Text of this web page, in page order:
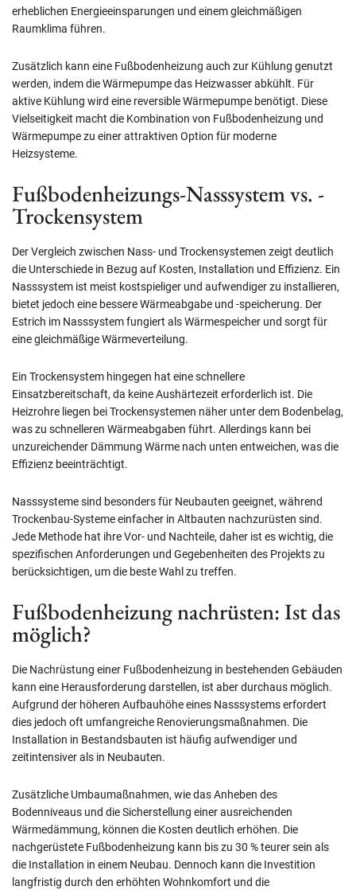
erheblichen Energieeinsparungen und einem gleichmäßigen
Raumklima führen.
Zusätzlich kann eine Fußbodenheizung auch zur Kühlung genutzt
werden, indem die Wärmepumpe das Heizwasser abkühlt. Für
aktive Kühlung wird eine reversible Wärmepumpe benötigt. Diese
Vielseitigkeit macht die Kombination von Fußbodenheizung und
Wärmepumpe zu einer attraktiven Option für moderne
Heizsysteme.
Fußbodenheizungs-Nasssystem vs. -
Trockensystem
Der Vergleich zwischen Nass- und Trockensystemen zeigt deutlich
die Unterschiede in Bezug auf Kosten, Installation und Effizienz. Ein
Nasssystem ist meist kostspieliger und aufwendiger zu installieren,
bietet jedoch eine bessere Wärmeabgabe und -speicherung. Der
Estrich im Nasssystem fungiert als Wärmespeicher und sorgt für
eine gleichmäßige Wärmeverteilung.
Ein Trockensystem hingegen hat eine schnellere
Einsatzbereitschaft, da keine Aushärtezeit erforderlich ist. Die
Heizrohre liegen bei Trockensystemen näher unter dem Bodenbelag,
was zu schnelleren Wärmeabgaben führt. Allerdings kann bei
unzureichender Dämmung Wärme nach unten entweichen, was die
Effizienz beeinträchtigt.
Nasssysteme sind besonders für Neubauten geeignet, während
Trockenbau-Systeme einfacher in Altbauten nachzurüsten sind.
Jede Methode hat ihre Vor- und Nachteile, daher ist es wichtig, die
spezifischen Anforderungen und Gegebenheiten des Projekts zu
berücksichtigen, um die beste Wahl zu treffen.
Fußbodenheizung nachrüsten: Ist das
möglich?
Die Nachrüstung einer Fußbodenheizung in bestehenden Gebäuden
kann eine Herausforderung darstellen, ist aber durchaus möglich.
Aufgrund der höheren Aufbauhöhe eines Nasssystems erfordert
dies jedoch oft umfangreiche Renovierungsmaßnahmen. Die
Installation in Bestandsbauten ist häufig aufwendiger und
zeitintensiver als in Neubauten.
Zusätzliche Umbaumaßnahmen, wie das Anheben des
Bodenniveaus und die Sicherstellung einer ausreichenden
Wärmedämmung, können die Kosten deutlich erhöhen. Die
nachgerüstete Fußbodenheizung kann bis zu 30 % teurer sein als
die Installation in einem Neubau. Dennoch kann die Investition
langfristig durch den erhöhten Wohnkomfort und die